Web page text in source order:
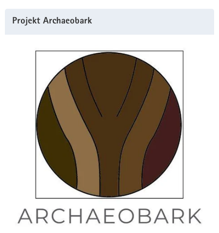
Projekt Archaeobark